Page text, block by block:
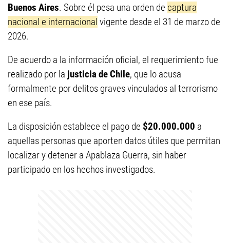
Buenos Aires. Sobre él pesa una orden de captura
nacional e internacional vigente desde el 31 de marzo de
2026.
De acuerdo a la información oficial, el requerimiento fue
realizado por la justicia de Chile, que lo acusa
formalmente por delitos graves vinculados al terrorismo
en ese país.
La disposición establece el pago de $20.000.000 a
aquellas personas que aporten datos útiles que permitan
localizar y detener a Apablaza Guerra, sin haber
participado en los hechos investigados.